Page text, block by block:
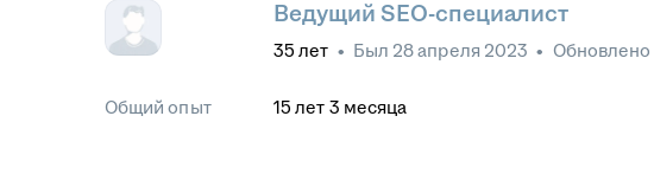
Ведущий SEO-специалист
35 лет • Был 28 апреля 2023 • Обновлено
Общий опыт 15 лет 3 месяца